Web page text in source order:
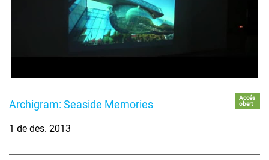
Archigram: Seaside Memories
Accés
obert
1 de des. 2013